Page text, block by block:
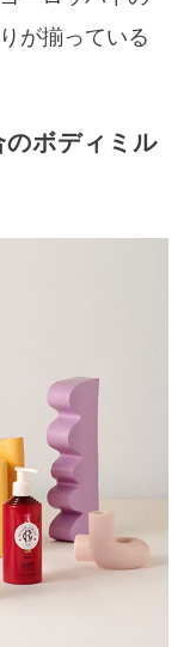
が揃っている
のボディミル